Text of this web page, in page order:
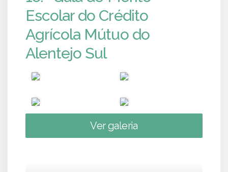
Escolar do Crédito
Agrícola Mútuo do
Alentejo Sul
Ver galeria